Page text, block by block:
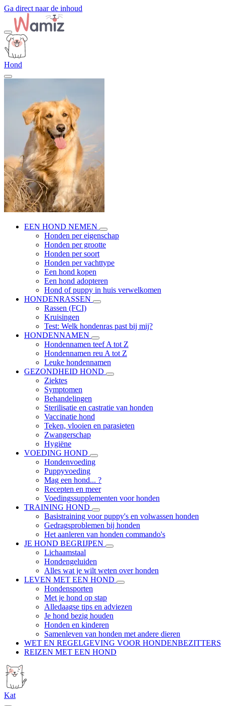
Ga direct naar de inhoud
Hond
EEN HOND NEMEN
Honden per eigenschap
Honden per grootte
Honden per soort
Honden per vachttype
Een hond kopen
Een hond adopteren
Hond of puppy in huis verwelkomen
HONDENRASSEN
Rassen (FCI)
Kruisingen
Test: Welk hondenras past bij mij?
HONDENNAMEN
Hondennamen teef A tot Z
Hondennamen reu A tot Z
Leuke hondennamen
GEZONDHEID HOND
Ziektes
Symptomen
Behandelingen
Sterilisatie en castratie van honden
Vaccinatie hond
Teken, vlooien en parasieten
Zwangerschap
Hygiëne
VOEDING HOND
Hondenvoeding
Puppyvoeding
Mag een hond... ?
Recepten en meer
Voedingssupplementen voor honden
TRAINING HOND
Basistraining voor puppy's en volwassen honden
Gedragsproblemen bij honden
Het aanleren van honden commando's
JE HOND BEGRIJPEN
Lichaamstaal
Hondengeluiden
Alles wat je wilt weten over honden
LEVEN MET EEN HOND
Hondensporten
Met je hond op stap
Alledaagse tips en adviezen
Je hond bezig houden
Honden en kinderen
Samenleven van honden met andere dieren
WET EN REGELGEVING VOOR HONDENBEZITTERS
REIZEN MET EEN HOND
Kat